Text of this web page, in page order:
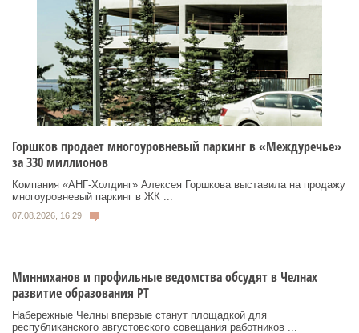
Горшков продает многоуровневый паркинг в «Междуречье»
за 330 миллионов
Компания «АНГ-Холдинг» Алексея Горшкова выставила на продажу
многоуровневый паркинг в ЖК ...
07.08.2026, 16:29
Минниханов и профильные ведомства обсудят в Челнах
развитие образования РТ
Набережные Челны впервые станут площадкой для
республиканского августовского совещания работников ...